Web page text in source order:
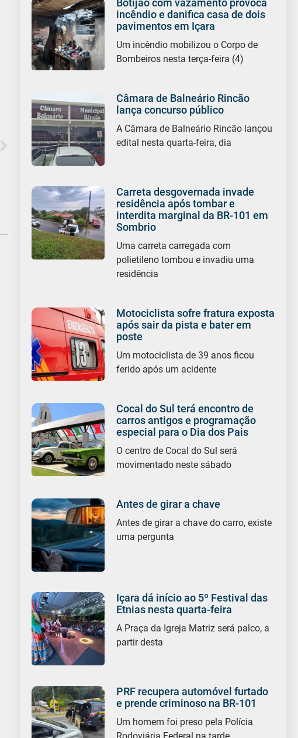
Botijão com vazamento provoca
incêndio e danifica casa de dois
pavimentos em Içara
Um incêndio mobilizou o Corpo de
Bombeiros nesta terça-feira (4)
Câmara de Balneário Rincão
lança concurso público
A Câmara de Balneário Rincão lançou
edital nesta quarta-feira, dia
Carreta desgovernada invade
residência após tombar e
interdita marginal da BR-101 em
Sombrio
Uma carreta carregada com
polietileno tombou e invadiu uma
residência
Motociclista sofre fratura exposta
após sair da pista e bater em
poste
Um motociclista de 39 anos ficou
ferido após um acidente
Cocal do Sul terá encontro de
carros antigos e programação
especial para o Dia dos Pais
O centro de Cocal do Sul será
movimentado neste sábado
Antes de girar a chave
Antes de girar a chave do carro, existe
uma pergunta
Içara dá início ao 5º Festival das
Etnias nesta quarta-feira
A Praça da Igreja Matriz será palco, a
partir desta
PRF recupera automóvel furtado
e prende criminoso na BR-101
Um homem foi preso pela Polícia